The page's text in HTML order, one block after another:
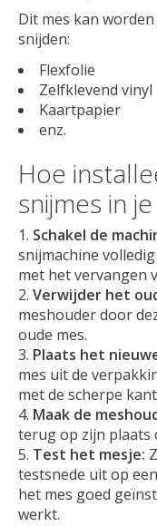
Dit mes kan
snijden:
Flexfolie
Zelfklevend vinyl
Kaartpapier
enz.
Hoe
snijmes in
Schakel de
snijmachine
met het vervangen
Verwijder het
meshouder door
oude mes.
Plaats het
mes uit de
met de scherpe
Maak de
terug op zijn plaats
Test het mesje:
testsnede uit op
het mes goed
werkt.